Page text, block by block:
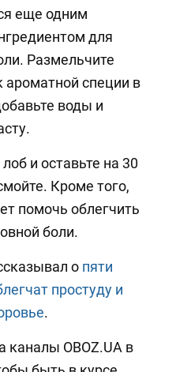
еще одним
для
Размельчите
ароматной специи в
воды и
и оставьте на 30
Кроме того,
помочь облегчить
боли.
о пяти
простуду и
.
каналы OBOZ.UA в